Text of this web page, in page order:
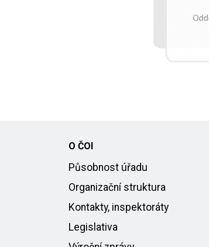
O ČOI
Působnost úřadu
Organizační struktura
Kontakty, inspektoráty
Legislativa